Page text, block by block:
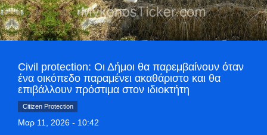
Travel
World
Style Adorés
Greece
Civil protection: Οι Δήμοι θα παρεμβαίνουν όταν
ένα οικόπεδο παραμένει ακαθάριστο και θα
επιβάλλουν πρόστιμα στον ιδιοκτήτη
Citizen Protection
Μαρ 11, 2026 - 10:42